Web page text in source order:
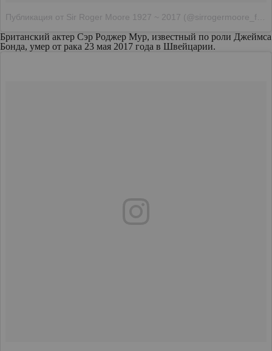
Публикация от Sir Roger Moore 1927 ~ 2017 (@sirrogermoore_fan)
Британский актер Сэр Роджер Мур, известный по роли Джеймса
Бонда, умер от рака 23 мая 2017 года в Швейцарии.